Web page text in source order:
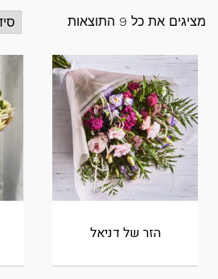
מציגים את כל ⁦9⁩ התוצאות
הזר של דניאל